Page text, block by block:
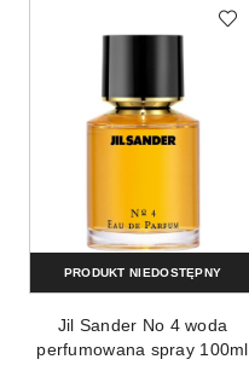
Jil Sander No 4 woda
perfumowana spray 100ml
PRODUKT NIEDOSTĘPNY